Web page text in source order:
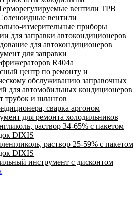
вентили ТРВ
вентили
измерительные приборы
для заправки автокондиционеров
для автокондиционеров
для заправки
R404a
центр по ремонту и
обслуживанию заправочных
для автомобильных кондиционеров
трубок и шлангов
сварка аргоном
для ремонта холодильников
раствор 34-65% с пакетом
DIXIS
раствор 25-59% с пакетом
DIXIS
инструмент с дисконтом